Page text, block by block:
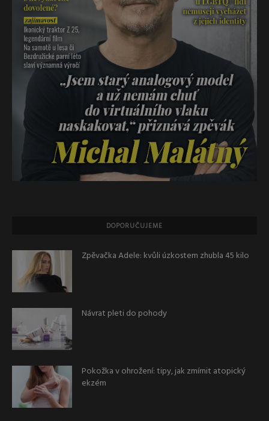
DOPORUČUJEME
Zpěvačka Adele: kvůli úzkostem zhubla 45 kilo
Návrat pleti do pohody
Pokožka v ohrožení: tipy, jak zmírnit atopický
ekzém